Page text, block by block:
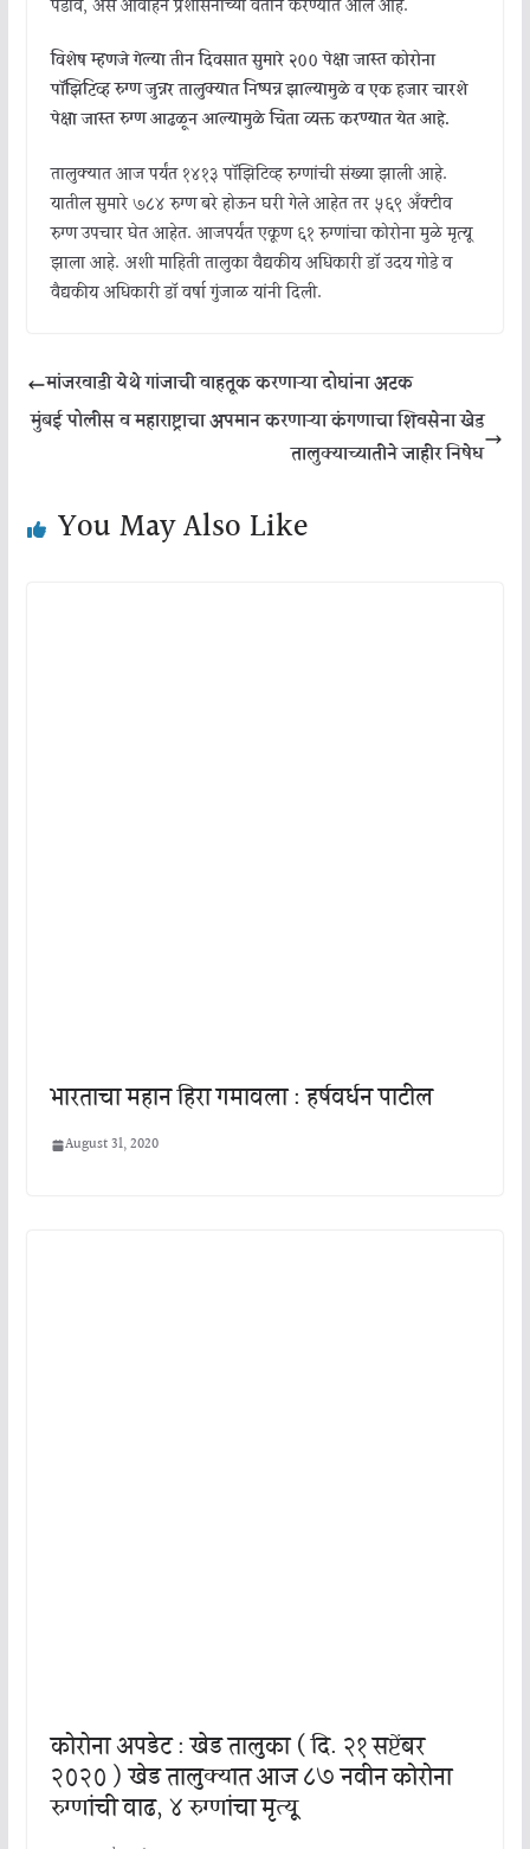
पडावे, असे आवाहन प्रशासनाच्या वतीने करण्यात आले आहे.
विशेष म्हणजे गेल्या तीन दिवसात सुमारे २०० पेक्षा जास्त कोरोना
पॉझिटिव्ह रुग्ण जुन्नर तालुक्यात निष्पन्न झाल्यामुळे व एक हजार चारशे
पेक्षा जास्त रुग्ण आढळून आल्यामुळे चिंता व्यक्त करण्यात येत आहे.
तालुक्यात आज पर्यंत १४१३ पॉझिटिव्ह रुग्णांची संख्या झाली आहे.
यातील सुमारे ७८४ रुग्ण बरे होऊन घरी गेले आहेत तर ५६९ अँक्टीव
रुग्ण उपचार घेत आहेत. आजपर्यंत एकूण ६१ रुग्णांचा कोरोना मुळे मृत्यू
झाला आहे. अशी माहिती तालुका वैद्यकीय अधिकारी डॉ उदय गोडे व
वैद्यकीय अधिकारी डॉ वर्षा गुंजाळ यांनी दिली.
मांजरवाडी येथे गांजाची वाहतूक करणाऱ्या दोघांना अटक
मुंबई पोलीस व महाराष्ट्राचा अपमान करणाऱ्या कंगणाचा शिवसेना खेड
तालुक्याच्यातीने जाहीर निषेध
You May Also Like
भारताचा महान हिरा गमावला : हर्षवर्धन पाटील
August 31, 2020
कोरोना अपडेट : खेड तालुका ( दि. २१ सप्टेंबर
२०२० ) खेड तालुक्यात आज ८७ नवीन कोरोना
रुग्णांची वाढ, ४ रुग्णांचा मृत्यू